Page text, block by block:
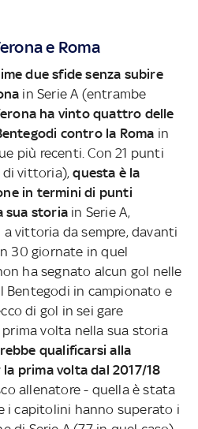
e Roma
due sfide senza subire
in Serie A (entrambe
ha vinto quattro delle
contro la Roma in
più recenti. Con 21 punti
di vittoria), questa è la
in termini di punti
sua storia in Serie A,
vittoria da sempre, davanti
30 giornate in quel
ha segnato alcun gol nelle
in campionato e
di gol in sei gare
volta nella sua storia
qualificarsi alla
prima volta dal 2017/18
allenatore - quella è stata
i capitolini hanno superato i